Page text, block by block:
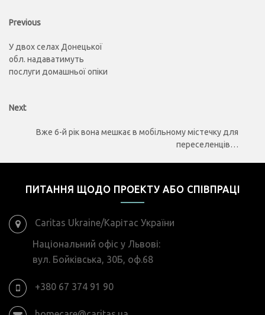
Навігація
записів
Previous
Previous
У двох селах Донецької
обл. надаватимуть
послуги домашньої опіки
Next
Next
Вже 6-й рік вона мешкає в мобільному містечку для
переселенців…
ПИТАННЯ ЩОДО ПРОЕКТУ АБО СПІВПРАЦІ
Caritas Ukraine/Карітас України
Національний офіс у Львові:
вул. Бойківська, 30Б, оф.68
+380 67 374 91 90